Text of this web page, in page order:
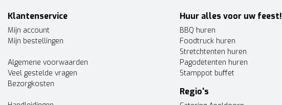
Klantenservice
Mijn account
Mijn bestellingen
Algemene voorwaarden
Veel gestelde vragen
Bezorgkosten
Huur alles voor uw feest!
BBQ huren
Foodtruck huren
Stretchtenten huren
Pagodetenten huren
Stamppot buffet
Regio's